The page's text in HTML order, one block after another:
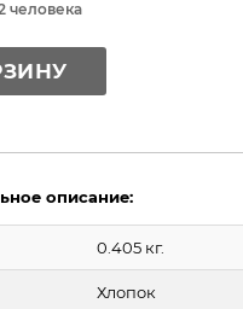
человека
описание:
0.405 кг.
Хлопок